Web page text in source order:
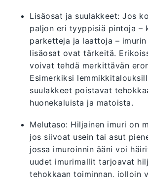
Lisäosat ja suulakkeet: Jos
paljon eri tyyppisiä pintoja –
parketteja ja laattoja –
lisäosat ovat tärkeitä.
voivat tehdä merkittävän
Esimerkiksi
suulakkeet poistavat
huonekaluista ja matoista.
Melutaso: Hiljainen imuri on
jos siivoat usein tai asut
jossa imuroinnin ääni voi
uudet imurimallit tarjoavat
tehokkaan toiminnan, jolloin